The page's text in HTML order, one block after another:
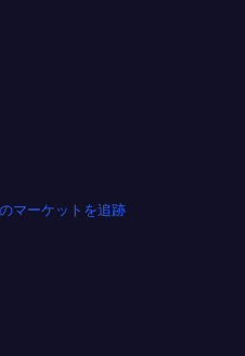
マーケットを追跡